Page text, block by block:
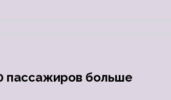
пассажиров больше